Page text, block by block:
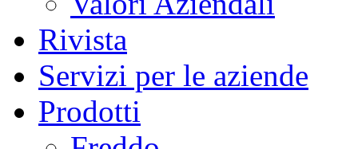
Rivista
Servizi per le aziende
Prodotti